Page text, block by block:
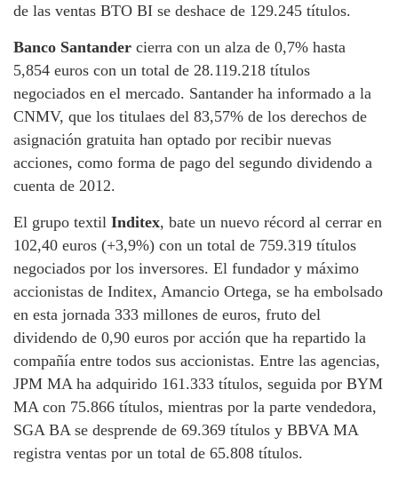
de las ventas BTO BI se deshace de 129.245 títulos.
Banco Santander cierra con un alza de 0,7% hasta
5,854 euros con un total de 28.119.218 títulos
negociados en el mercado. Santander ha informado a la
CNMV, que los titulaes del 83,57% de los derechos de
asignación gratuita han optado por recibir nuevas
acciones, como forma de pago del segundo dividendo a
cuenta de 2012.
El grupo textil Inditex, bate un nuevo récord al cerrar en
102,40 euros (+3,9%) con un total de 759.319 títulos
negociados por los inversores. El fundador y máximo
accionistas de Inditex, Amancio Ortega, se ha embolsado
en esta jornada 333 millones de euros, fruto del
dividendo de 0,90 euros por acción que ha repartido la
compañía entre todos sus accionistas. Entre las agencias,
JPM MA ha adquirido 161.333 títulos, seguida por BYM
MA con 75.866 títulos, mientras por la parte vendedora,
SGA BA se desprende de 69.369 títulos y BBVA MA
registra ventas por un total de 65.808 títulos.